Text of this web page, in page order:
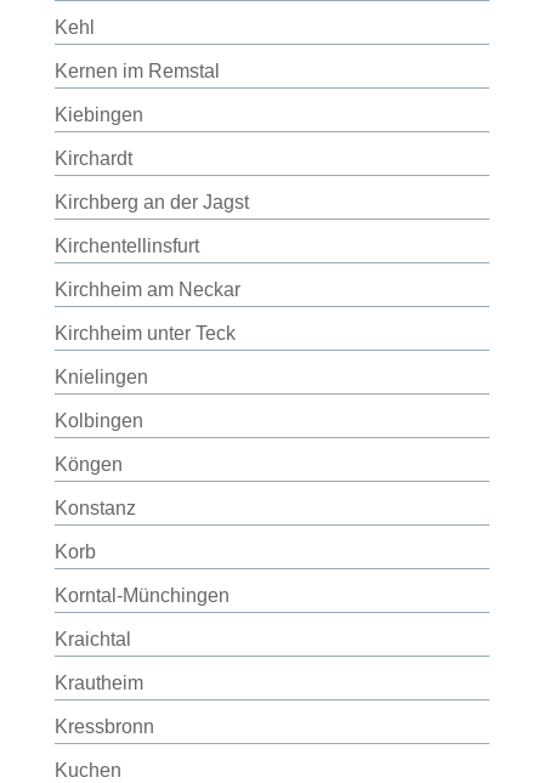
Kehl
Kernen im Remstal
Kiebingen
Kirchardt
Kirchberg an der Jagst
Kirchentellinsfurt
Kirchheim am Neckar
Kirchheim unter Teck
Knielingen
Kolbingen
Köngen
Konstanz
Korb
Korntal-Münchingen
Kraichtal
Krautheim
Kressbronn
Kuchen